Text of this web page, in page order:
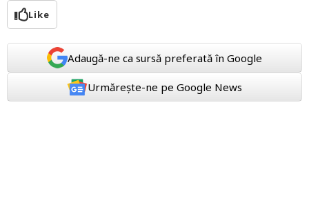
Like
Adaugă-ne ca sursă preferată în Google
Urmărește-ne pe Google News